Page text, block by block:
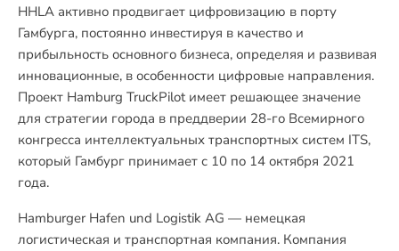
HHLA активно продвигает цифровизацию в порту
Гамбурга, постоянно инвестируя в качество и
прибыльность основного бизнеса, определяя и развивая
инновационные, в особенности цифровые направления.
Проект Hamburg TruckPilot имеет решающее значение
для стратегии города в преддверии 28-го Всемирного
конгресса интеллектуальных транспортных систем ITS,
который Гамбург принимает с 10 по 14 октября 2021
года.
Hamburger Hafen und Logistik AG — немецкая
логистическая и транспортная компания. Компания